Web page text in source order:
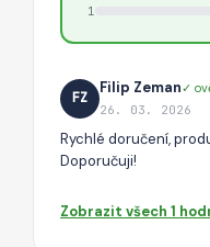
1
FZ
Filip Zeman✓
26. 03. 2026
Rychlé doručení,
Doporučuji!
Zobrazit všech 1